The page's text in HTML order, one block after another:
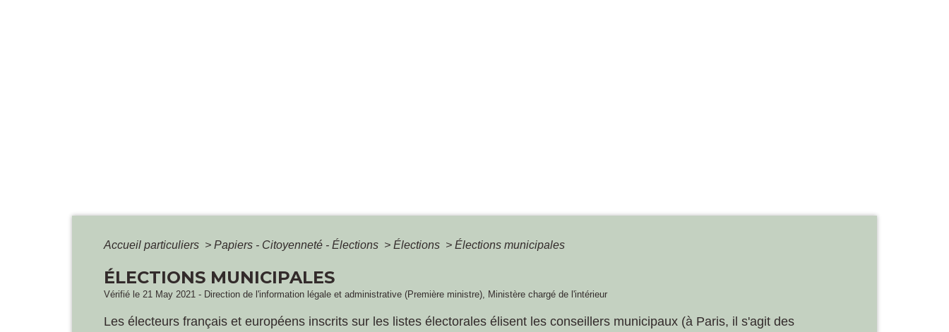
Accueil particuliers > Papiers - Citoyenneté - Élections > Élections > Élections municipales
ÉLECTIONS MUNICIPALES
Vérifié le 21 May 2021 - Direction de l'information légale et administrative (Première ministre), Ministère chargé de l'intérieur
Les électeurs français et européens inscrits sur les listes électorales élisent les conseillers municipaux (à Paris, il s'agit des